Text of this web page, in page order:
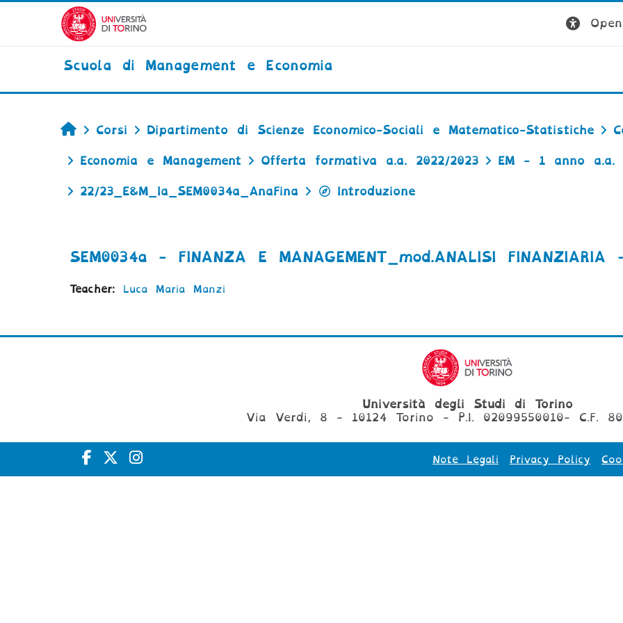
Vai al contenuto principale
Scuola di Management e Economia
Home
Corsi Dipartimento di Scienze Economico-Sociali e Matematico-Statistiche
Economia e Management Offerta formativa a.a. 2022/2023 EM - 1 anno a.a.
22/23_E&M_Ia_SEM0034a_AnaFina Introduzione
SEM0034a - FINANZA E MANAGEMENT_mod.ANALISI
Teacher: Luca Maria Manzi
Università degli Studi di Torino
Via Verdi, 8 - 10124 Torino - P.I. 02099550010- C.F.
Note Legali Privacy Policy